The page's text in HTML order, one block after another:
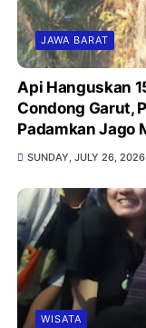
JAWA BARAT
Api Hanguskan
Condong Garut,
Padamkan Jago
SUNDAY, JULY 26, 2026
WISATA